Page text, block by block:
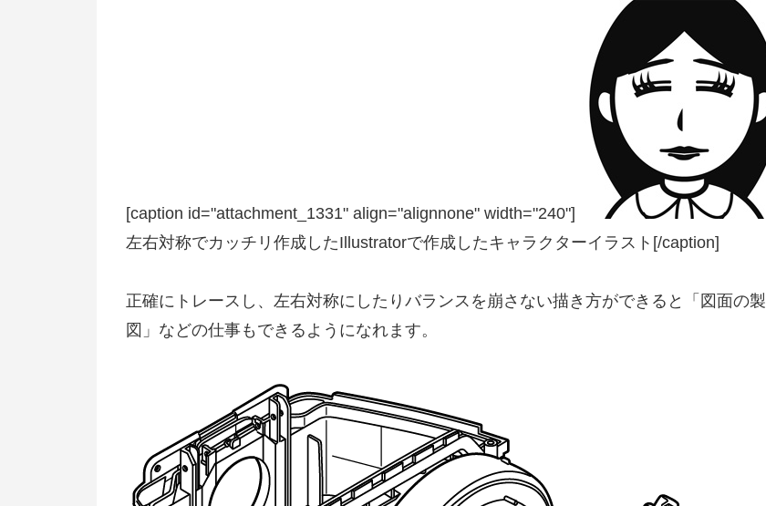
[caption id="attachment_1331" align="alignnone" width="240"]
左右対称でカッチリ作成したIllustratorで作成したキャラクターイラスト[/caption]
正確にトレースし、左右対称にしたりバランスを崩さない描き方ができると「図面の製
図」などの仕事もできるようになれます。